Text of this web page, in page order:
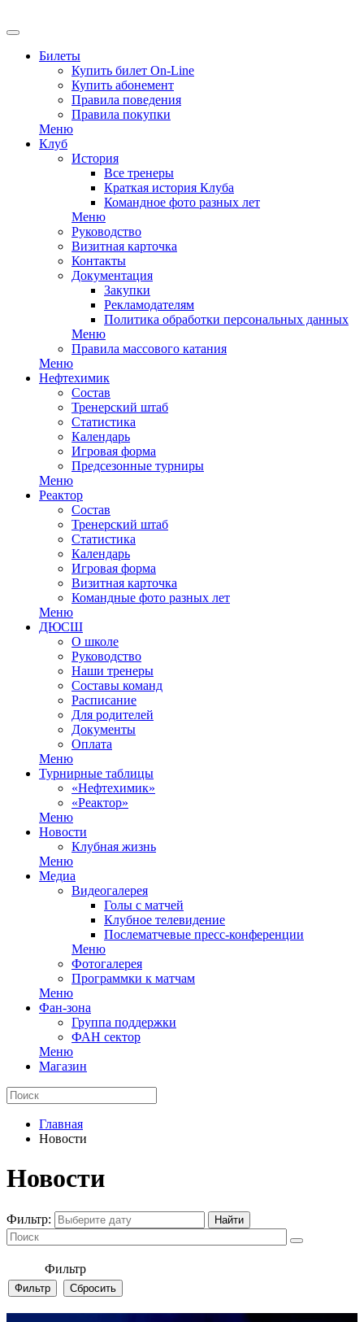
Билеты
Купить билет On-Line
Купить абонемент
Правила поведения
Правила покупки
Меню
Клуб
История
Все тренеры
Краткая история Клуба
Командное фото разных лет
Меню
Руководство
Визитная карточка
Контакты
Документация
Закупки
Рекламодателям
Политика обработки персональных данных
Меню
Правила массового катания
Меню
Нефтехимик
Состав
Тренерский штаб
Статистика
Календарь
Игровая форма
Предсезонные турниры
Меню
Реактор
Состав
Тренерский штаб
Статистика
Календарь
Игровая форма
Визитная карточка
Командные фото разных лет
Меню
ДЮСШ
О школе
Руководство
Наши тренеры
Составы команд
Расписание
Для родителей
Документы
Оплата
Меню
Турнирные таблицы
«Нефтехимик»
«Реактор»
Меню
Новости
Клубная жизнь
Меню
Медиа
Видеогалерея
Голы с матчей
Клубное телевидение
Послематчевые пресс-конференции
Меню
Фотогалерея
Программки к матчам
Меню
Фан-зона
Группа поддержки
ФАН сектор
Меню
Магазин
Главная
Новости
Новости
Фильтр:
Фильтр